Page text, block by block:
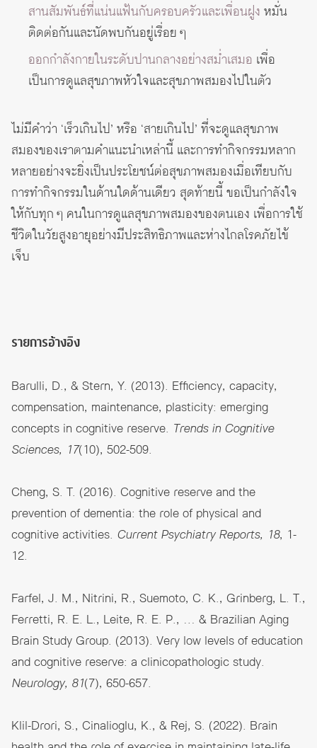
สานสัมพันธ์ที่แน่นแฟ้นกับครอบครัวและเพื่อนฝูง หมั่น
ติดต่อกันและนัดพบกันอยู่เรื่อย ๆ
ออกกำลังกายในระดับปานกลางอย่างสม่ำเสมอ เพื่อ
เป็นการดูแลสุขภาพหัวใจและสุขภาพสมองไปในตัว
ไม่มีคำว่า ‘เร็วเกินไป’ หรือ ‘สายเกินไป’ ที่จะดูแลสุขภาพ
สมองของเราตามคำแนะนำเหล่านี้ และการทำกิจกรรมหลาก
หลายอย่างจะยิ่งเป็นประโยชน์ต่อสุขภาพสมองเมื่อเทียบกับ
การทำกิจกรรมในด้านใดด้านเดียว สุดท้ายนี้ ขอเป็นกำลังใจ
ให้กับทุก ๆ คนในการดูแลสุขภาพสมองของตนเอง เพื่อการใช้
ชีวิตในวัยสูงอายุอย่างมีประสิทธิภาพและห่างไกลโรคภัยไข้
เจ็บ
รายการอ้างอิง
Barulli, D., & Stern, Y. (2013). Efficiency, capacity,
compensation, maintenance, plasticity: emerging
concepts in cognitive reserve. Trends in Cognitive
Sciences, 17(10), 502-509.
Cheng, S. T. (2016). Cognitive reserve and the
prevention of dementia: the role of physical and
cognitive activities. Current Psychiatry Reports, 18, 1-
12.
Farfel, J. M., Nitrini, R., Suemoto, C. K., Grinberg, L. T.,
Ferretti, R. E. L., Leite, R. E. P., … & Brazilian Aging
Brain Study Group. (2013). Very low levels of education
and cognitive reserve: a clinicopathologic study.
Neurology, 81(7), 650-657.
Klil-Drori, S., Cinalioglu, K., & Rej, S. (2022). Brain